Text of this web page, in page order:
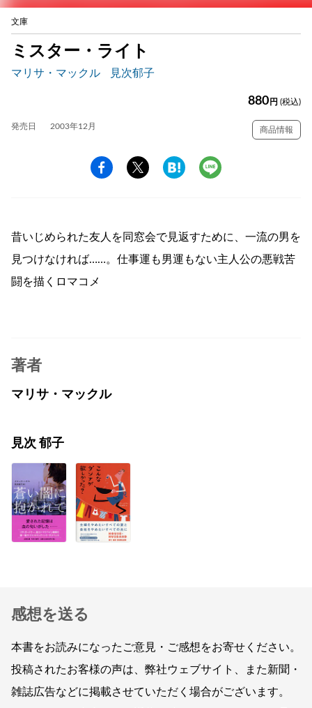
文庫
ミスター・ライト
マリサ・マックル 見次郁子
880 円 (税込)
発売日 2003年12月 商品情報
昔いじめられた友人を同窓会で見返すために、一流の男を
見つけなければ……。仕事運も男運もない主人公の悪戦苦
闘を描くロマコメ
著者
マリサ・マックル
見次 郁子
感想を送る
本書をお読みになったご意見・ご感想をお寄せください。
投稿されたお客様の声は、弊社ウェブサイト、また新聞・
雑誌広告などに掲載させていただく場合がございます。